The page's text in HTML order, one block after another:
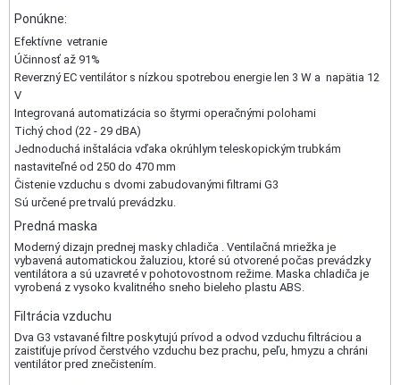
Ponúkne:
Efektívne vetranie
Účinnosť až 91%
Reverzný EC ventilátor s nízkou spotrebou energie len 3 W a napätia 12
V
Integrovaná automatizácia so štyrmi operačnými polohami
Tichý chod (22 - 29 dBA)
Jednoduchá inštalácia vďaka okrúhlym teleskopickým trubkám
nastaviteľné od 250 do 470 mm
Čistenie vzduchu s dvomi zabudovanými filtrami G3
Sú určené pre trvalú prevádzku.
Predná maska
Moderný dizajn prednej masky chladiča . Ventilačná mriežka je
vybavená automatickou žaluziou, ktoré sú otvorené počas prevádzky
ventilátora a sú uzavreté v pohotovostnom režime. Maska chladiča je
vyrobená z vysoko kvalitného sneho bieleho plastu ABS.
Filtrácia vzduchu
Dva G3 vstavané filtre poskytujú prívod a odvod vzduchu filtráciou a
zaistiťuje prívod čerstvého vzduchu bez prachu, peľu, hmyzu a chráni
ventilátor pred znečistením.